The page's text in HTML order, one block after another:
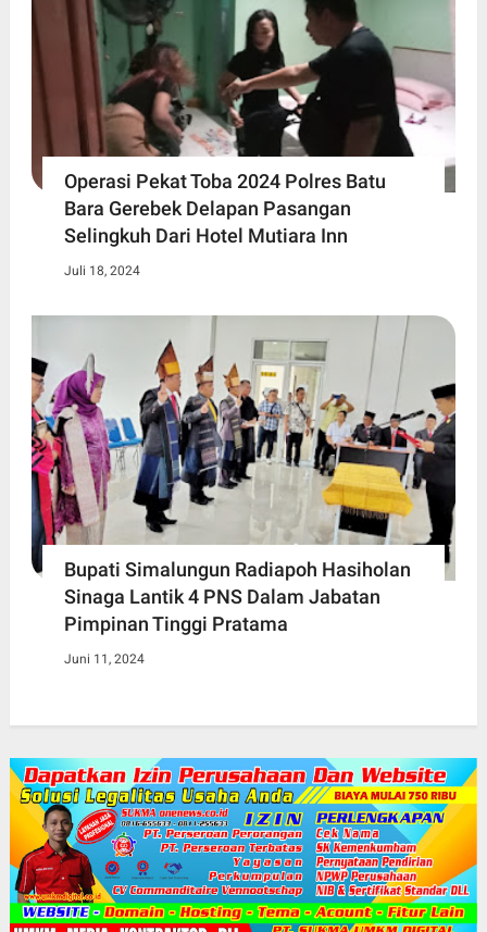
Operasi Pekat Toba 2024 Polres Batu
Bara Gerebek Delapan Pasangan
Selingkuh Dari Hotel Mutiara Inn
Juli 18, 2024
Bupati Simalungun Radiapoh Hasiholan
Sinaga Lantik 4 PNS Dalam Jabatan
Pimpinan Tinggi Pratama
Juni 11, 2024